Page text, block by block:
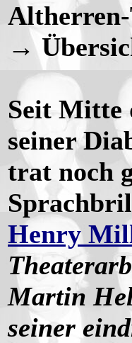
→
Seit Mitte
seiner
trat noch
Henry
Martin
seiner